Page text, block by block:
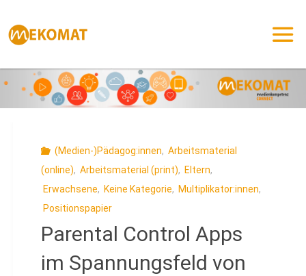
Inhalt
springen
(Medien-)Pädagog:innen, Arbeitsmaterial
(online), Arbeitsmaterial (print), Eltern,
Erwachsene, Keine Kategorie, Multiplikator:innen,
Positionspapier
Parental Control Apps
im Spannungsfeld von